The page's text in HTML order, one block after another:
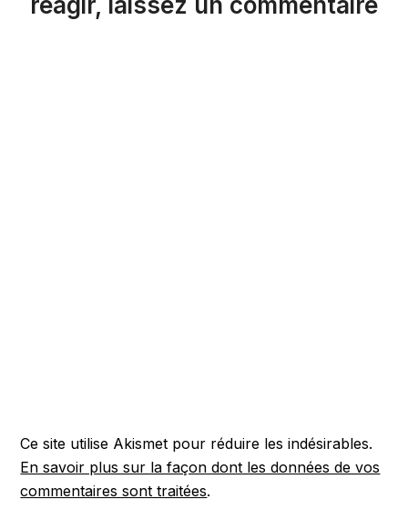
Ce site utilise Akismet pour réduire les indésirables.
En savoir plus sur la façon dont les données de vos
commentaires sont traitées.